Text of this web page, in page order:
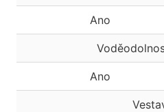
Ano
Ano